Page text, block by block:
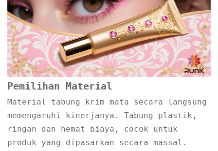
Pemilihan Material
Material tabung krim mata secara langsung
memengaruhi kinerjanya. Tabung plastik,
ringan dan hemat biaya, cocok untuk
produk yang dipasarkan secara massal.